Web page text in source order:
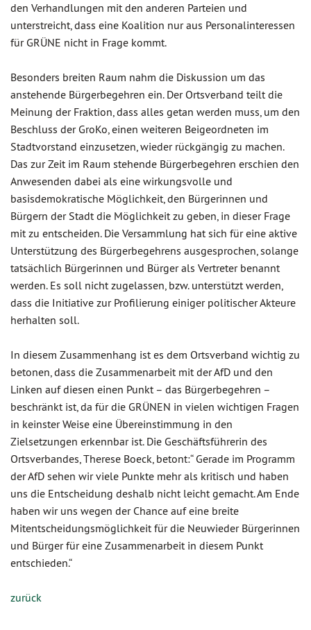
den Verhandlungen mit den anderen Parteien und
unterstreicht, dass eine Koalition nur aus Personalinteressen
für GRÜNE nicht in Frage kommt.
Besonders breiten Raum nahm die Diskussion um das
anstehende Bürgerbegehren ein. Der Ortsverband teilt die
Meinung der Fraktion, dass alles getan werden muss, um den
Beschluss der GroKo, einen weiteren Beigeordneten im
Stadtvorstand einzusetzen, wieder rückgängig zu machen.
Das zur Zeit im Raum stehende Bürgerbegehren erschien den
Anwesenden dabei als eine wirkungsvolle und
basisdemokratische Möglichkeit, den Bürgerinnen und
Bürgern der Stadt die Möglichkeit zu geben, in dieser Frage
mit zu entscheiden. Die Versammlung hat sich für eine aktive
Unterstützung des Bürgerbegehrens ausgesprochen, solange
tatsächlich Bürgerinnen und Bürger als Vertreter benannt
werden. Es soll nicht zugelassen, bzw. unterstützt werden,
dass die Initiative zur Profilierung einiger politischer Akteure
herhalten soll.
In diesem Zusammenhang ist es dem Ortsverband wichtig zu
betonen, dass die Zusammenarbeit mit der AfD und den
Linken auf diesen einen Punkt – das Bürgerbegehren –
beschränkt ist, da für die GRÜNEN in vielen wichtigen Fragen
in keinster Weise eine Übereinstimmung in den
Zielsetzungen erkennbar ist. Die Geschäftsführerin des
Ortsverbandes, Therese Boeck, betont:“ Gerade im Programm
der AfD sehen wir viele Punkte mehr als kritisch und haben
uns die Entscheidung deshalb nicht leicht gemacht. Am Ende
haben wir uns wegen der Chance auf eine breite
Mitentscheidungsmöglichkeit für die Neuwieder Bürgerinnen
und Bürger für eine Zusammenarbeit in diesem Punkt
entschieden.“
zurück